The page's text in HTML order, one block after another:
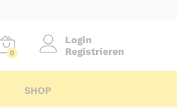
0
Login
Registrieren
SHOP